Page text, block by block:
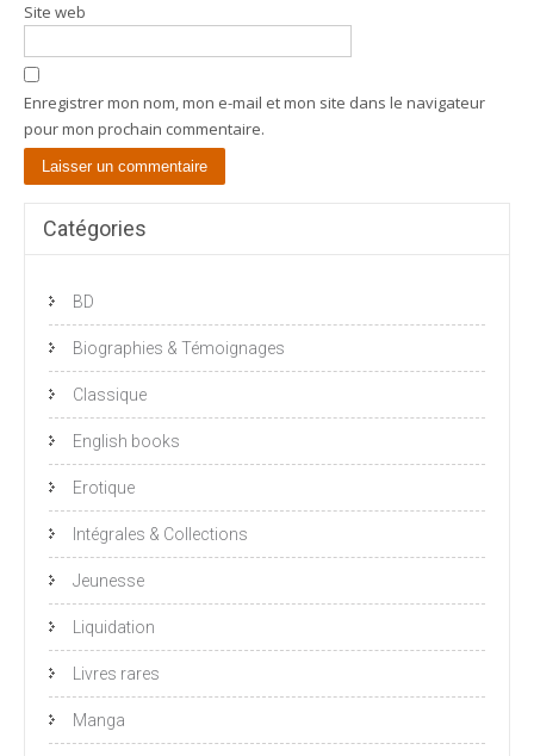
Site web
Enregistrer mon nom, mon e-mail et mon site dans le navigateur
pour mon prochain commentaire.
Catégories
BD
Biographies & Témoignages
Classique
English books
Erotique
Intégrales & Collections
Jeunesse
Liquidation
Livres rares
Manga